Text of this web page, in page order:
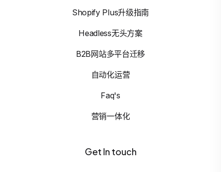
Shopify Plus升级指南
Headless无头方案
B2B网站多平台迁移
自动化运营
Faq's
营销一体化
Get In touch